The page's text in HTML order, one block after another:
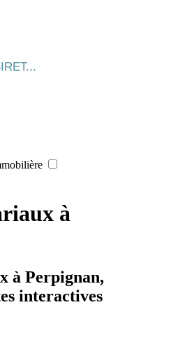
à
à Perpignan,
interactives